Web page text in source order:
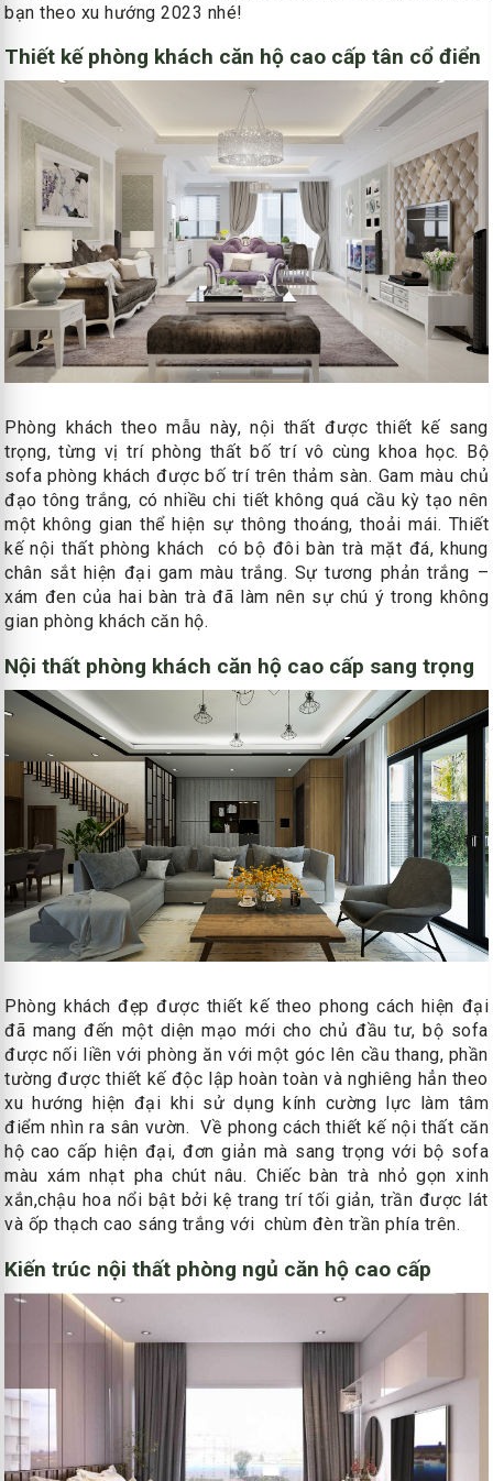
bạn theo xu hướng 2023 nhé!
Thiết kế phòng khách căn hộ cao cấp tân cổ điển
Phòng khách theo mẫu này, nội thất được thiết kế sang
trọng, từng vị trí phòng thất bố trí vô cùng khoa học. Bộ
sofa phòng khách được bố trí trên thảm sàn. Gam màu chủ
đạo tông trắng, có nhiều chi tiết không quá cầu kỳ tạo nên
một không gian thể hiện sự thông thoáng, thoải mái. Thiết
kế nội thất phòng khách có bộ đôi bàn trà mặt đá, khung
chân sắt hiện đại gam màu trắng. Sự tương phản trắng –
xám đen của hai bàn trà đã làm nên sự chú ý trong không
gian phòng khách căn hộ.
Nội thất phòng khách căn hộ cao cấp sang trọng
Phòng khách đẹp được thiết kế theo phong cách hiện đại
đã mang đến một diện mạo mới cho chủ đầu tư, bộ sofa
được nối liền với phòng ăn với một góc lên cầu thang, phần
tường được thiết kế độc lập hoàn toàn và nghiêng hẳn theo
xu hướng hiện đại khi sử dụng kính cường lực làm tâm
điểm nhìn ra sân vườn. Về phong cách thiết kế nội thất căn
hộ cao cấp hiện đại, đơn giản mà sang trọng với bộ sofa
màu xám nhạt pha chút nâu. Chiếc bàn trà nhỏ gọn xinh
xắn,chậu hoa nổi bật bởi kệ trang trí tối giản, trần được lát
và ốp thạch cao sáng trắng với chùm đèn trần phía trên.
Kiến trúc nội thất phòng ngủ căn hộ cao cấp